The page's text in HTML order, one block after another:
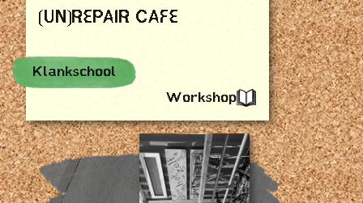
(UN)REPAIR CAFE
Klankschool
Workshop